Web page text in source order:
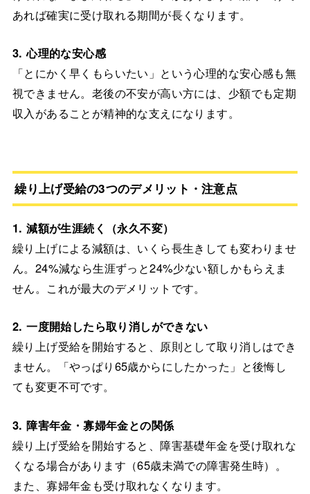
あれば確実に受け取れる期間が長くなります。
3. 心理的な安心感
「とにかく早くもらいたい」という心理的な安心感も無
視できません。老後の不安が高い方には、少額でも定期
収入があることが精神的な支えになります。
繰り上げ受給の3つのデメリット・注意点
1. 減額が生涯続く（永久不変）
繰り上げによる減額は、いくら長生きしても変わりませ
ん。24%減なら生涯ずっと24%少ない額しかもらえま
せん。これが最大のデメリットです。
2. 一度開始したら取り消しができない
繰り上げ受給を開始すると、原則として取り消しはでき
ません。「やっぱり65歳からにしたかった」と後悔し
ても変更不可です。
3. 障害年金・寡婦年金との関係
繰り上げ受給を開始すると、障害基礎年金を受け取れな
くなる場合があります（65歳未満での障害発生時）。
また、寡婦年金も受け取れなくなります。